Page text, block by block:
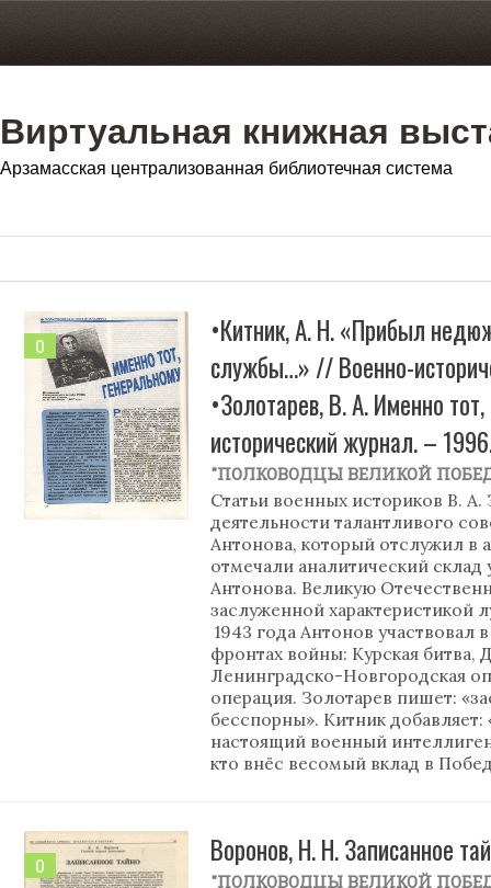
Виртуальная книжная
Арзамасская централизованная библиотечная система
0
•Китник, А. Н. «Прибыл
службы…» // Военно-
•Золотарев, В. А. Именно
исторический журнал. –
"ПОЛКОВОДЦЫ ВЕЛИКОЙ
Статьи военных историков В.
деятельности талантливого
Антонова, который отслужил в
отмечали аналитический склад
Антонова. Великую
заслуженной
1943 года Антонов участвовал
фронтах войны: Курская битва,
Ленинградско-Новгородская
операция. Золотарев пишет:
бесспорны». Китник
настоящий военный
кто внёс весомый вклад в
0 Воронов, Н. Н. Записанное
"ПОЛКОВОДЦЫ ВЕЛИКОЙ